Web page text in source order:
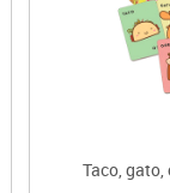
Taco, gato,